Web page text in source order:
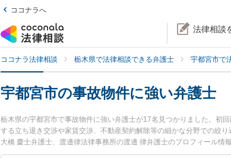
ココナラへ
法律相談
ココナラ法律相談 栃木県で法律相談できる弁護士 宇都宮市で
宇都宮市の事故物件に強い弁護士
栃木県の宇都宮市で事故物件に強い弁護士が17名見つかりました。初
する立ち退き交渉や家賃交渉、不動産契約解除等の細かな分野での絞
大橋 慶士弁護士、渡邊律法律事務所の渡邊 律弁護士のプロフィール
今すぐに弁護士に相談したい』『事故物件のトラブル解決の実績豊富